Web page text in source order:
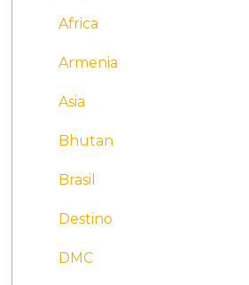
Africa
Armenia
Asia
Bhutan
Brasil
Destino
DMC